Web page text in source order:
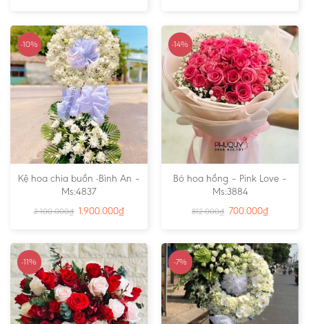
-10%
Kệ hoa chia buồn -Bình An –
Ms:4837
2.100.000₫ 1.900.000₫
-14%
Bó hoa hồng – Pink Love –
Ms:3884
812.000₫ 700.000₫
-11% -7%